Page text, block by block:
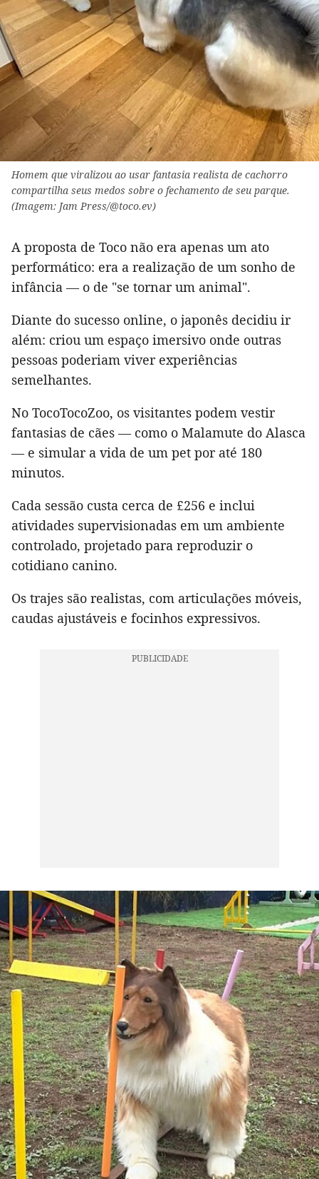
Homem que viralizou ao usar fantasia realista de cachorro
compartilha seus medos sobre o fechamento de seu parque.
(Imagem: Jam Press/@toco.ev)
A proposta de Toco não era apenas um ato
performático: era a realização de um sonho de
infância — o de "se tornar um animal".
Diante do sucesso online, o japonês decidiu ir
além: criou um espaço imersivo onde outras
pessoas poderiam viver experiências
semelhantes.
No TocoTocoZoo, os visitantes podem vestir
fantasias de cães — como o Malamute do Alasca
— e simular a vida de um pet por até 180
minutos.
Cada sessão custa cerca de £256 e inclui
atividades supervisionadas em um ambiente
controlado, projetado para reproduzir o
cotidiano canino.
Os trajes são realistas, com articulações móveis,
caudas ajustáveis e focinhos expressivos.